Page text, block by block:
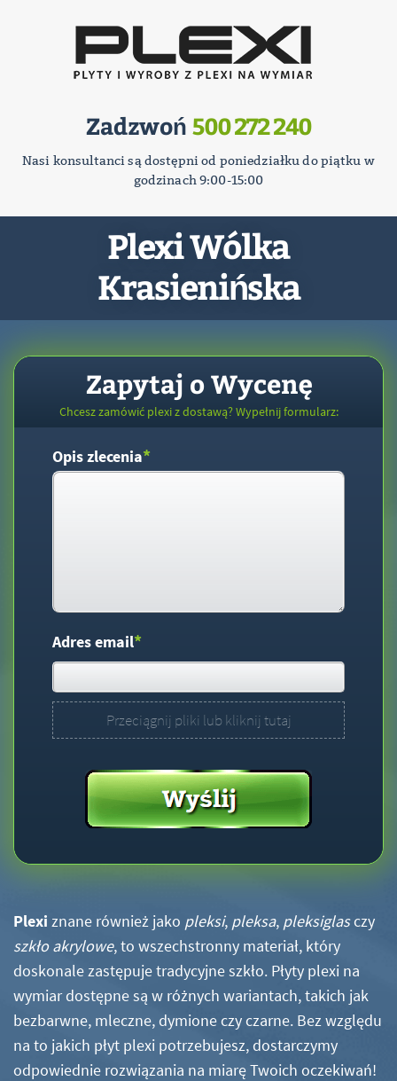
Zadzwoń 500 272 240
Nasi konsultanci są dostępni od poniedziałku do piątku w
godzinach 9:00-15:00
Plexi Wólka
Krasienińska
Zapytaj o Wycenę
Chcesz zamówić plexi z dostawą? Wypełnij formularz:
Opis zlecenia*
Adres email*
Przeciągnij pliki lub kliknij tutaj
Plexi znane również jako pleksi, pleksa, pleksiglasczy
szkło akrylowe, to wszechstronny materiał, który
doskonale zastępuje tradycyjne szkło. Płyty plexi na
wymiar dostępne są w różnych wariantach, takich jak
bezbarwne, mleczne, dymione czy czarne. Bez względu
na to jakich płyt plexi potrzebujesz, dostarczymy
odpowiednie rozwiązania na miarę Twoich oczekiwań!